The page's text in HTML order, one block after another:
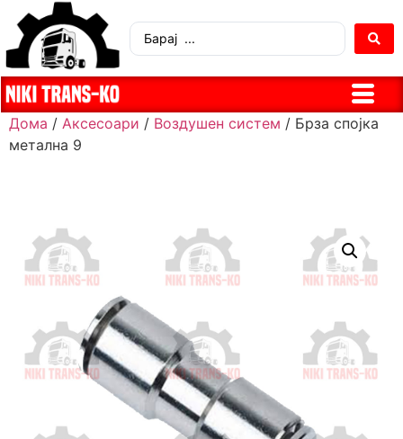
Дома / Аксесоари / Воздушен систем / Брза спојка
метална 9